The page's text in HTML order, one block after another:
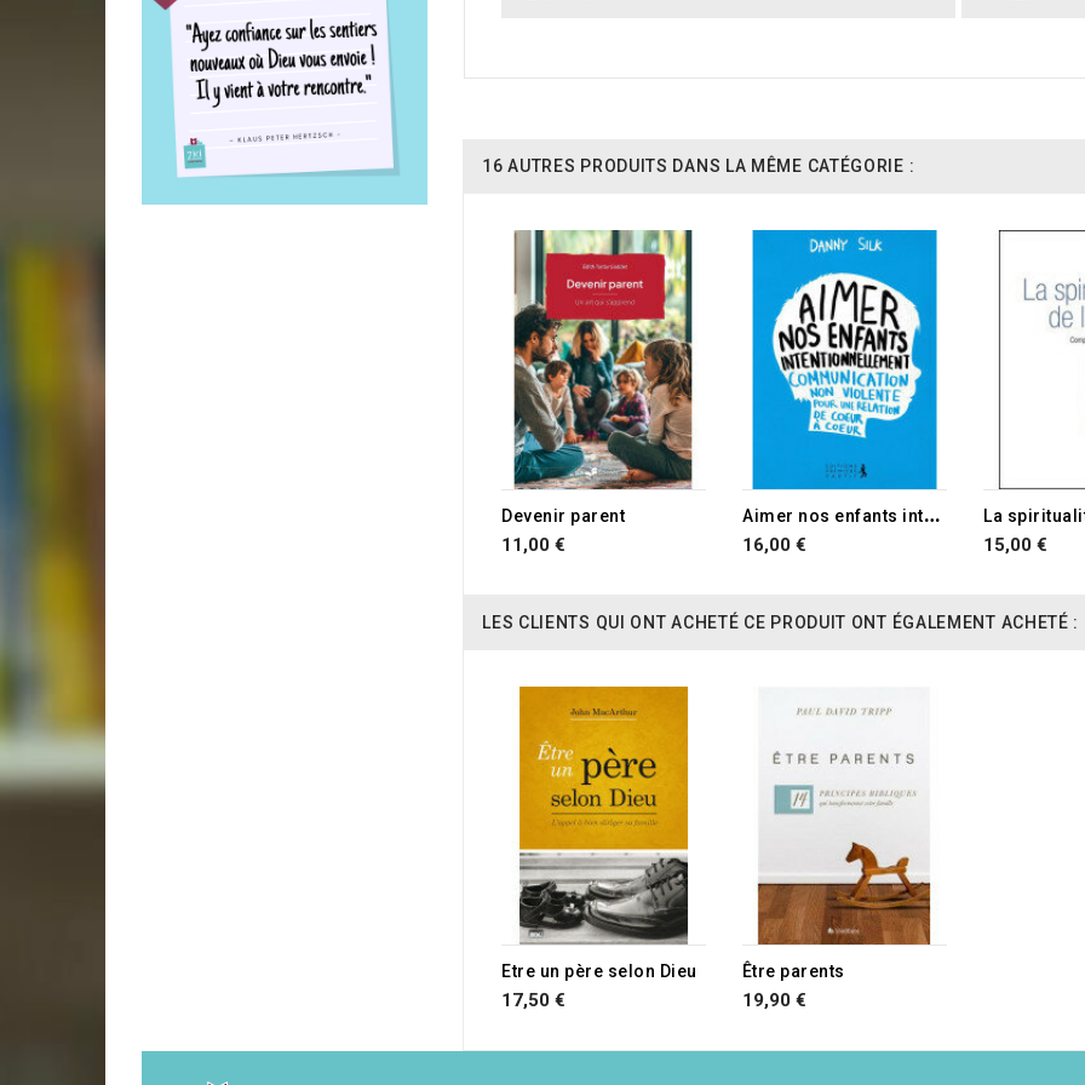
16 AUTRES PRODUITS DANS LA MÊME CATÉGORIE :
Devenir parent
11,00 €
A
imer nos enfants intentionnellement
16,00 € 15,00 €
LES CLIENTS QUI ONT ACHETÉ CE PRODUIT ONT ÉGALEMENT ACHETÉ :
Etre un père selon Dieu
17,50 €
RUPTURE DE STOCK
Être parents
19,90 €